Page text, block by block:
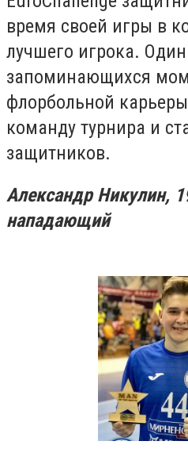
время своей игры в
лучшего игрока.
запоминающихся
флорбольной
команду турнира и
защитников.
Александр Никулин,
нападающий